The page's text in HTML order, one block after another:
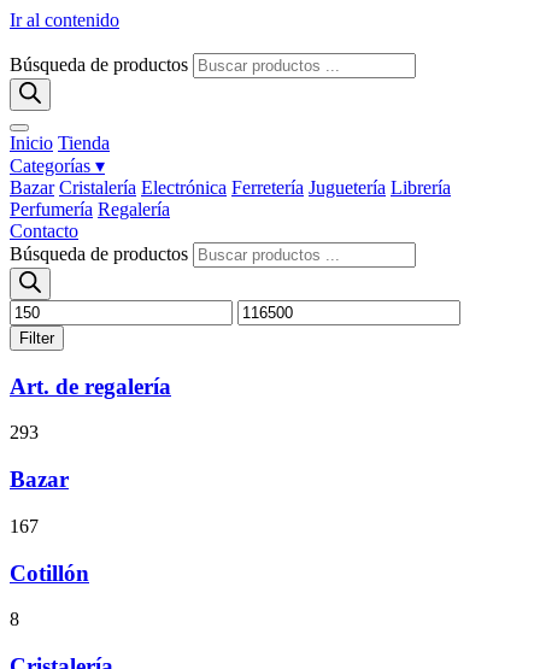
Ir al contenido
Búsqueda de productos
Inicio Tienda
Categorías ▾
Bazar Cristalería Electrónica Ferretería Juguetería Librería
Perfumería Regalería
Contacto
Búsqueda de productos
Filter
Art. de regalería
293
Bazar
167
Cotillón
8